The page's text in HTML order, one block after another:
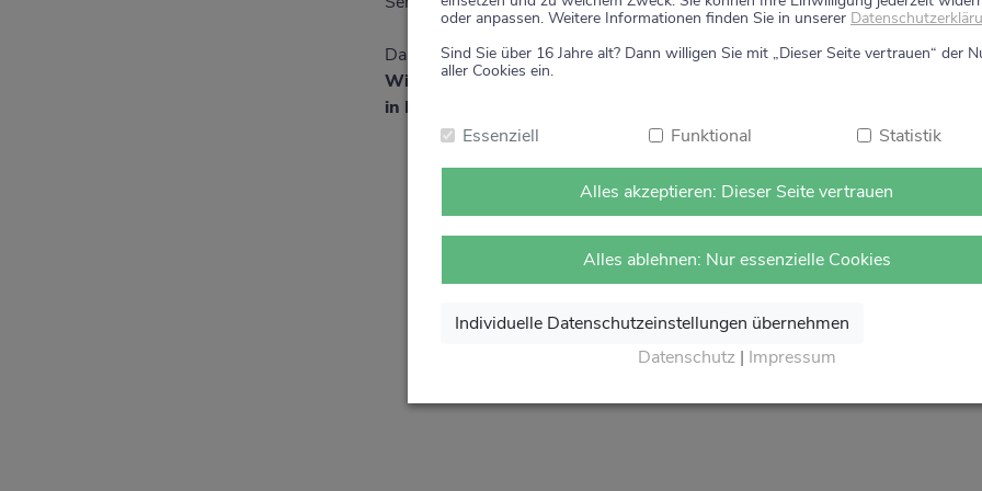
Danke für Ihr Vertrauen.
Wir sagen von Herzen Auf Wiedersehen und freuen uns auf Ihren
in Ihrer Apotheke
oder anpassen. Weitere Informationen finden Sie in unserer
Sind Sie über 16 Jahre alt? Dann willigen Sie mit „Dieser Seite vertrauen“ der
aller Cookies ein.
Essenziell Funktional Statistik
Alles akzeptieren: Dieser Seite vertrauen
Alles ablehnen: Nur essenzielle Cookies
Individuelle Datenschutzeinstellungen übernehmen
Datenschutz| Impressum